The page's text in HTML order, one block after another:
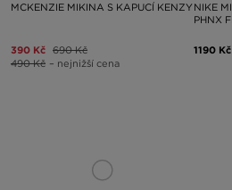
MCKENZIE MIKINA S KAPUCÍ KENZY
390 Kč 690 Kč
490 Kč – nejnižší cena
NIKE
PHNX
1190 Kč